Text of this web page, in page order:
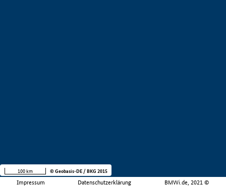
Impressum Datenschutzerklärung BMWi.de, 2021 ©
100 km © Geobasis-DE / BKG 2015